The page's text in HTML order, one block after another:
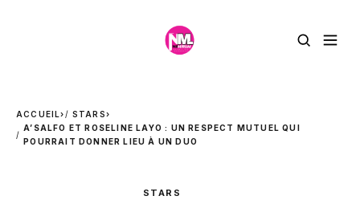
ACCUEIL› STARS›
A’SALFO ET ROSELINE LAYO : UN RESPECT MUTUEL QUI
POURRAIT DONNER LIEU À UN DUO
STARS